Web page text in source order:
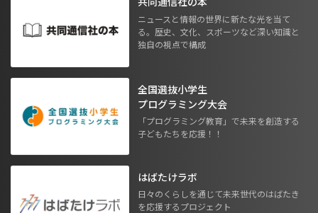
ニュースと情報の世界に新たな光を当て
る。歴史、文化、スポーツなど深い知識と
独自の視点で構成
全国選抜小学生
プログラミング大会
「プログラミング教育」で未来を創造する
子どもたちを応援！！
はばたけラボ
日々のくらしを通じて未来世代のはばたき
を応援するプロジェクト